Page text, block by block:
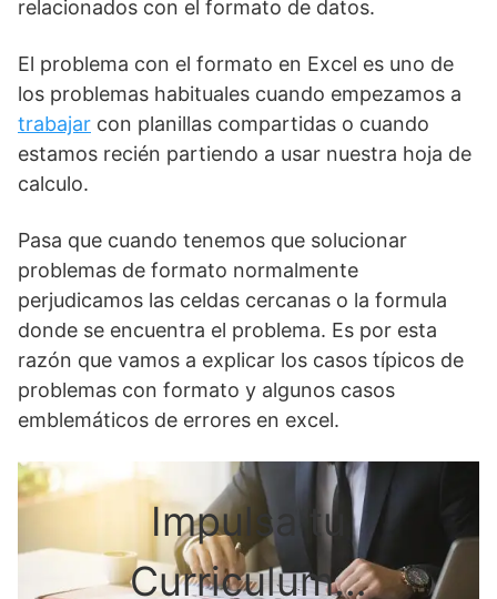
relacionados con el formato de datos.
El problema con el formato en Excel es uno de
los problemas habituales cuando empezamos a
trabajar con planillas compartidas o cuando
estamos recién partiendo a usar nuestra hoja de
calculo.
Pasa que cuando tenemos que solucionar
problemas de formato normalmente
perjudicamos las celdas cercanas o la formula
donde se encuentra el problema. Es por esta
razón que vamos a explicar los casos típicos de
problemas con formato y algunos casos
emblemáticos de errores en excel.
Impulsa tu
Curriculum…